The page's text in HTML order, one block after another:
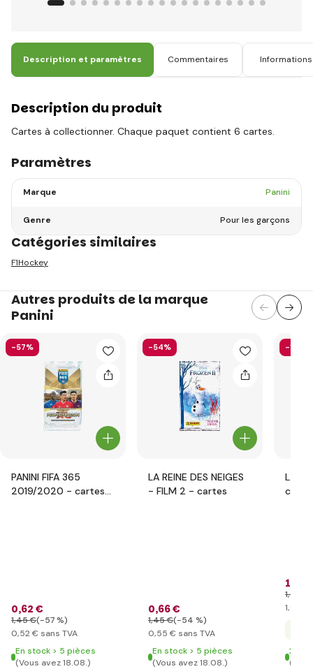
Description et paramètres Commentaires
Description du produit
Cartes à collectionner. Chaque paquet contient 6 cartes.
Paramètres
Marque Panini
Genre Pour les garçons
Catégories similaires
F1Hockey
Autres produits de la marque
Panini
-57%
PANINI FIFA 365
2019/2020 - cartes
0,62 €
1,45 €(-57 %)
0,52 € sans TVA
En stock > 5 pièces
(Vous avez 18.08.)
-54%
LA REINE DES NEIGES
- FILM 2 - cartes
0,66 €
1,45 €(-54 %)
0,55 € sans TVA
En stock > 5 pièces
(Vous avez 18.08.)
-17%
1
1,45 €
1,01 €
2